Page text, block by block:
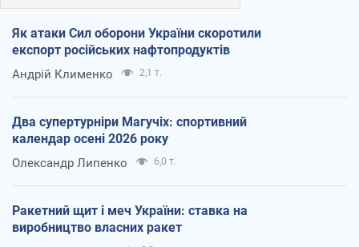
Як атаки Сил оборони України скоротили
експорт російських нафтопродуктів
Андрій Клименко 2,1 т.
Два супертурніри Магучіх: спортивний
календар осені 2026 року
Олександр Липенко 6,0 т.
Ракетний щит і меч України: ставка на
виробництво власних ракет